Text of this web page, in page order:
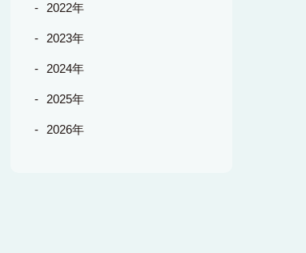
2022年
2023年
2024年
2025年
2026年